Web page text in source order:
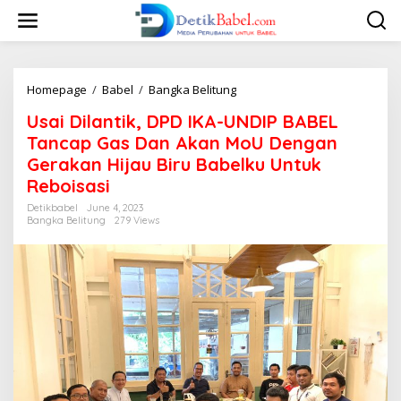
i
Homepage / Babel / Bangka Belitung
a
i
D
i
i
k
,
D
P
D
K
A
-
Usai Dilantik, DPD IKA-UNDIP BABEL
Tancap Gas Dan Akan MoU Dengan
Gerakan Hijau Biru Babelku Untuk
Reboisasi
Detikbabel
June 4, 2023
Bangka Belitung
279 Views